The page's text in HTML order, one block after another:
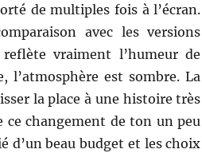
de multiples fois à l’écran.
avec les versions
vraiment l’humeur de
est sombre. La
la place à une histoire très
changement de ton un peu
d’un beau budget et les choix